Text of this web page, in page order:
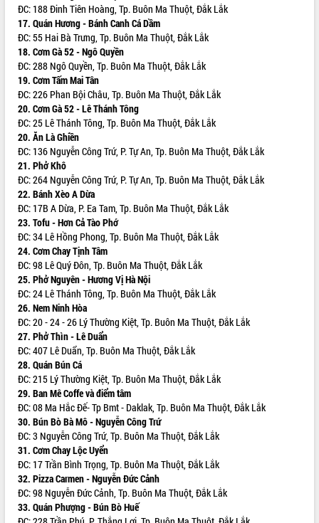
VIDEO
Khám bệnh, cấp phát thuốc miễn phí
và tặng quà người dân xã Cư Pui
Hội nghị UBND tỉnh Đắk Lắk thường kỳ
tháng 7/2026
Lễ truy tặng danh hiệu “Bà Mẹ Việt
Nam Anh hùng” và trao Huân chương
Lao động
UBND tỉnh Đắk Lắk triển khai nhiệm
vụ 6 tháng cuối năm 2026
Kỳ họp thứ Hai, Hội đồng nhân dân
tỉnh khóa XI quyết nghị nhiều nội dung
quan trọng
Bí thư Tỉnh ủy Lương Nguyễn Minh
Triết thăm, tặng quà người có công với
cách mạng
Rà soát, hoàn thiện hệ thống thiết chế
văn hóa, thể thao đáp ứng yêu cầu
phát triển mới
Thường trực HĐND tỉnh Đắk Lắk gặp
mặt Đoàn chuyên gia y tế TP. Hồ Chí
Minh
Lễ truy điệu và an táng hài cốt liệt sĩ
tại Nghĩa trang Liệt sĩ xã Sơn Hòa
ALBUM ẢNH
LIÊN KẾT WEB
THỐNG KÊ TRUY CẬP
Hôm nay: 27871
ĐC: 188 Đinh Tiên Hoàng, Tp. Buôn Ma Thuột, Đắk Lắk
17. Quán Hương - Bánh Canh Cá Dầm
ĐC: 55 Hai Bà Trưng, Tp. Buôn Ma Thuột, Đắk Lắk
18. Cơm Gà 52 - Ngô Quyền
ĐC: 288 Ngô Quyền, Tp. Buôn Ma Thuột, Đắk Lắk
19. Cơm Tấm Mai Tân
ĐC: 226 Phan Bội Châu, Tp. Buôn Ma Thuột, Đắk Lắk
20. Cơm Gà 52 - Lê Thánh Tông
ĐC: 25 Lê Thánh Tông, Tp. Buôn Ma Thuột, Đắk Lắk
20. Ăn Là Ghiền
ĐC: 136 Nguyễn Công Trứ, P. Tự An, Tp. Buôn Ma Thuột, Đắk Lắk
21. Phở Khô
ĐC: 264 Nguyễn Công Trứ, P. Tự An, Tp. Buôn Ma Thuột, Đắk Lắk
22. Bánh Xèo A Dừa
ĐC: 17B A Dừa, P. Ea Tam, Tp. Buôn Ma Thuột, Đắk Lắk
23. Tofu - Hơn Cả Tào Phớ
ĐC: 34 Lê Hồng Phong, Tp. Buôn Ma Thuột, Đắk Lắk
24. Cơm Chay Tịnh Tâm
ĐC: 98 Lê Quý Đôn, Tp. Buôn Ma Thuột, Đắk Lắk
25. Phở Nguyên - Hương Vị Hà Nội
ĐC: 24 Lê Thánh Tông, Tp. Buôn Ma Thuột, Đắk Lắk
26. Nem Ninh Hòa
ĐC: 20 - 24 - 26 Lý Thường Kiệt, Tp. Buôn Ma Thuột, Đắk Lắk
27. Phở Thìn - Lê Duẩn
ĐC: 407 Lê Duẩn, Tp. Buôn Ma Thuột, Đắk Lắk
28. Quán Bún Cá
ĐC: 215 Lý Thường Kiệt, Tp. Buôn Ma Thuột, Đắk Lắk
29. Ban Mê Coffe và điểm tâm
ĐC: 08 Ma Hắc Đế- Tp Bmt - Daklak, Tp. Buôn Ma Thuột, Đắk Lắk
30. Bún Bò Bà Mô - Nguyễn Công Trứ
ĐC: 3 Nguyễn Công Trứ, Tp. Buôn Ma Thuột, Đắk Lắk
31. Cơm Chay Lộc Uyển
ĐC: 17 Trần Bình Trọng, Tp. Buôn Ma Thuột, Đắk Lắk
32. Pizza Carmen - Nguyễn Đức Cảnh
ĐC: 98 Nguyễn Đức Cảnh, Tp. Buôn Ma Thuột, Đắk Lắk
33. Quán Phượng - Bún Bò Huế